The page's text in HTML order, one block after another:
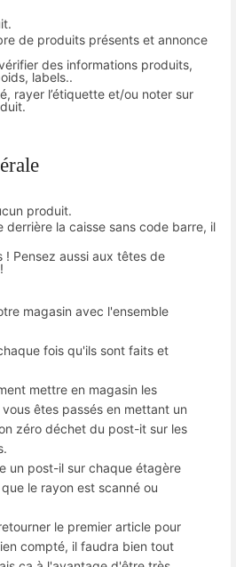
de produits présents et annonce
des informations produits,
labels..
rayer l’étiquette et/ou noter sur
produit.
derrière la caisse sans code barre, il
Pensez aussi aux têtes de
magasin avec l'ensemble
fois qu'ils sont faits et
mettre en magasin les
êtes passés en mettant un
zéro déchet du post-it sur les
un post-il sur chaque étagère
le rayon est scanné ou
le premier article pour
compté, il faudra bien tout